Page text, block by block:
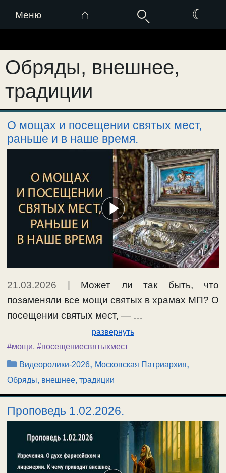
Меню ⌂ ☾
к
содержимому
Обряды, внешнее,
традиции
О мощах и посещении святых мест,
раньше и в наше время.
21.03.2026 | Может ли так быть, что
позаменяли все мощи святых в храмах МП? О
посещении святых мест, — …
развернуть
#мощи, #посещениесвятыхмест
Рубрики
Видеоролики-2026, Московская Патриархия,
Обряды, внешнее, традиции
Проповедь 1.02.2026.